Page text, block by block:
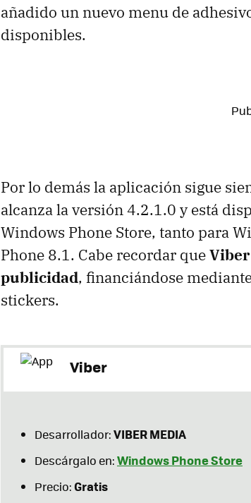
añadido un nuevo menu de
disponibles.
Por lo demás la aplicación sigue
alcanza la versión 4.2.1.0 y está
Windows Phone Store, tanto para
Phone 8.1. Cabe recordar que
publicidad, financiándose
stickers.
Viber
Desarrollador:VIBER MEDIA
Descárgalo en:Windows Phone Store
Precio:Gratis